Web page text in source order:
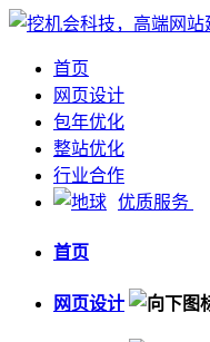
首页
网页设计
包年优化
整站优化
行业合作
优质服务
首页
网页设计